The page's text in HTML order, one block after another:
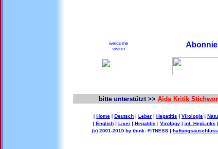
welcome
visitor
bitte unterstützt >> Aids Kritik
| Home | Deutsch | Leber | Hepatitis | Virologie |
| English| Liver| Hepatitis | Virology| int. HepLinks
(c) 2001-2010 by think: FITNESS |